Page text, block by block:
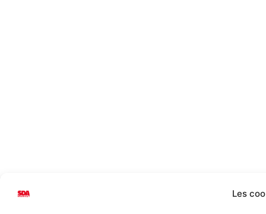
Les